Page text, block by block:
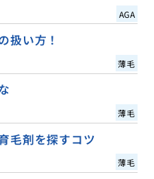
AGA
扱い方！
薄毛
薄毛
毛剤を探すコツ
薄毛